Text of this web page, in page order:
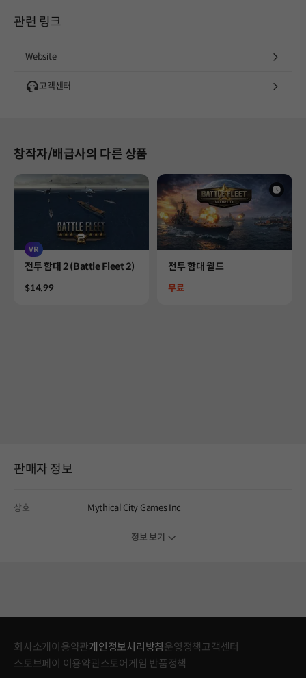
관련 링크
Website
고객센터
창작자/배급사의 다른 상품
VR
Product
전투 함대 2 (Battle Fleet 2)
Price
$14.99
Product
전투 함대 월드
Price
무료
판매자 정보
상호 Mythical City Games Inc
정보 보기
회사소개 이용약관개인정보처리방침 운영정책고객센터
스토브페이 이용약관스토어게임 반품정책